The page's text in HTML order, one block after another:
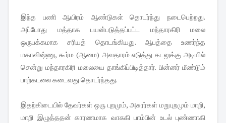
இந்த பணி ஆயிரம் ஆண்டுகள் தொடர்ந்து நடைபெற்றது.
அப்போது மத்தாக பயன்படுத்தப்பட்ட மந்தாரகிரி மலை
ஒருபக்கமாக சரியத் தொடங்கியது. ஆபத்தை உணர்ந்த
மகாவிஷ்ணு, கூர்ம (ஆமை) அவதாரம் எடுத்து கடலுக்கு அடியில்
சென்று மந்தாரகிரி மலையை தாங்கிப்பிடித்தார். பின்னர் மீண்டும்
பாற்கடலை கடைவது தொடர்ந்தது.
இதற்கிடையில் தேவர்கள் ஒரு புறமும், அசுரர்கள் மறுபுறமும் மாறி,
மாறி இழுத்ததன் காரணமாக வாசுகி பாம்பின் உடல் புண்ணாகி